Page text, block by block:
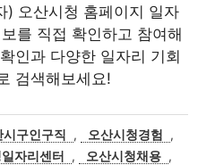
오산시청 홈페이지 일자
를 직접 확인하고 참여해
인과 다양한 일자리 기회
검색해보세요!
시구인구직 , 오산시청경험
,
자리센터 , 오산시청채용 ,